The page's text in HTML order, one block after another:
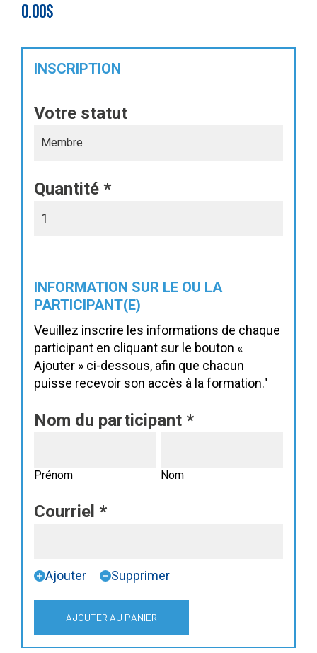
0.00$
INSCRIPTION
Votre statut
Quantité *
INFORMATION SUR LE OU LA
PARTICIPANT(E)
Veuillez inscrire les informations de chaque
participant en cliquant sur le bouton «
Ajouter » ci-dessous, afin que chacun
puisse recevoir son accès à la formation."
Nom du participant *
Prénom Nom
Courriel *
Ajouter Supprimer
AJOUTER AU PANIER